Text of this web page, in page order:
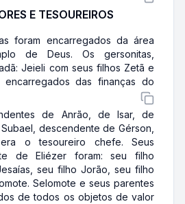
E TESOUREIROS
foram encarregados da área
de Deus. Os gersonitas,
Jeieli com seus filhos Zetã e
encarregados das finanças do
de Anrão, de Isar, de
descendente de Gérson,
o tesoureiro chefe. Seus
de Eliézer foram: seu filho
seu filho Jorão, seu filho
Selomote e seus parentes
de todos os objetos de valor